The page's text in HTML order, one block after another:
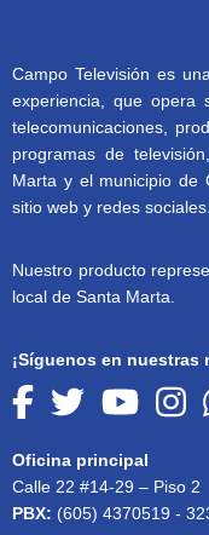
Campo Televisión es
experiencia, que opera
telecomunicaciones,
programas de
Marta y el municipio de
sitio web y redes sociales.
Nuestro producto
local de Santa Marta.
¡Síguenos en nuestras
Oficina principal
Calle 22 #14-29 – Piso 2
PBX: (605) 4370519 -